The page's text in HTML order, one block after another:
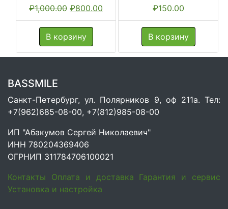
₽1,000.00 Первоначальная
цена
составляла
₽1,000.00.
₽800.00
цена:
В корзину
₽150.00
В корзину
BASSMILE
Санкт-Петербург, ул. Полярников 9, оф 211а. Тел:
+7(962)685-08-00, +7(812)985-08-00
ИП "Абакумов Сергей Николаевич"
ИНН 780204369406
ОГРНИП 311784706100021
Контакты
Оплата и доставка Гарантия и сервис
Установка и настройка